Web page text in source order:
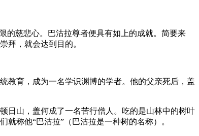
的慈悲心。巴沽拉尊者便具有如上的成就。简要来
崇拜，就会达到目的。
教育，成为一名学识渊博的学者。他的父亲死后，盖
日山，盖何成了一名苦行僧人。吃的是山林中的树叶
们就称他“巴沽拉”（巴沽拉是一种树的名称）。